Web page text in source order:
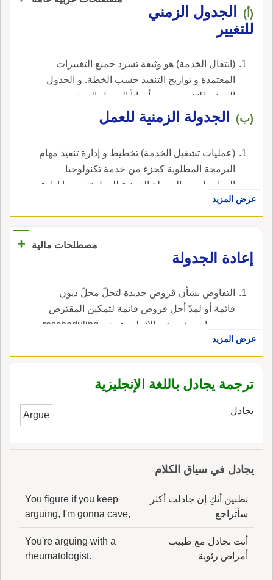
(أ)
الجدول الزمني
للتغيير
(انتقال الخدمة) هو وثيقة تسرد جميع التغييرات
المعتمدة و تواريخ التنفيذ حسب الخطة. و الجدول
الزمني للتغيير يسمى أحياناً الجدول الزمني
المستقبلي للتغيير، حتى إذا كان يحتوي على
معلومات عن تغييرات تم تنفيذها بالفعل.---
(ب) الجدولة الزمنية للعمل
(عمليات تشغيل الخدمة) تخطيط و إدارة تنفيذ مهام
البرمجة المطلوبة كجزء من خدمة تكنولوجيا
المعلومات. و الجدولة الزمنية للعمل تقوم بها إدارة
عمليات تشغيل تكنولوجيا المعلومات و تكون عادةً
مميكنة باستخدام أدوات برمجيات تقوم بتشغيل
اليوم أو الأسبوع أو الشهر أو السنة.---
(المجال:حاسوب).
عرض المزيد
مصطلحات مالية
+
إعادة الجدولة
التفاوض بشأن قروض جديدة لتحلّ محلّ ديون
قائمة أو لمدّ أجل قروض قائمة لتمكين المقترض
من سداد ديونه ، في الإنجليزية، هي rescheduling.
عرض المزيد
ترجمة يجادل باللغة الإنجليزية
يجادل Argue
يجادل في سياق الكلام
تظنين أنكِ إن جادلت أكثر
سأتراجع
You figure if you keep
arguing, I'm gonna cave,
أنت تجادل مع طبيب
أمراض رئوية
You're arguing with a
rheumatologist.